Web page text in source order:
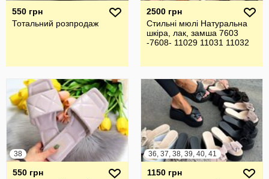
550 грн
Тотальний розпродаж
2500 грн
Стильні мюлі Натуральна
шкіра, лак, замша 7603
-7608- 11029 11031 11032
38
550 грн
36, 37, 38, 39, 40, 41
1150 грн